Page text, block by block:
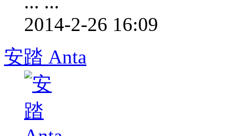
2014-2-26 16:09
安踏 Anta